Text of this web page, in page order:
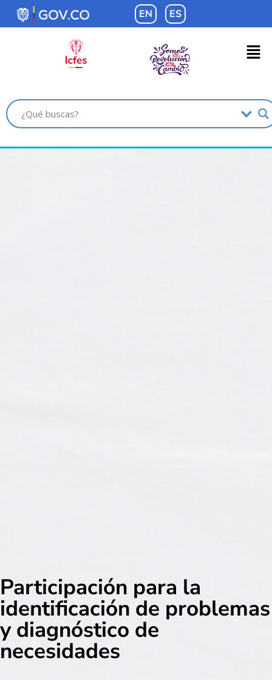
contenido EN ES
Participación para la
identificación de problemas
y diagnóstico de
necesidades